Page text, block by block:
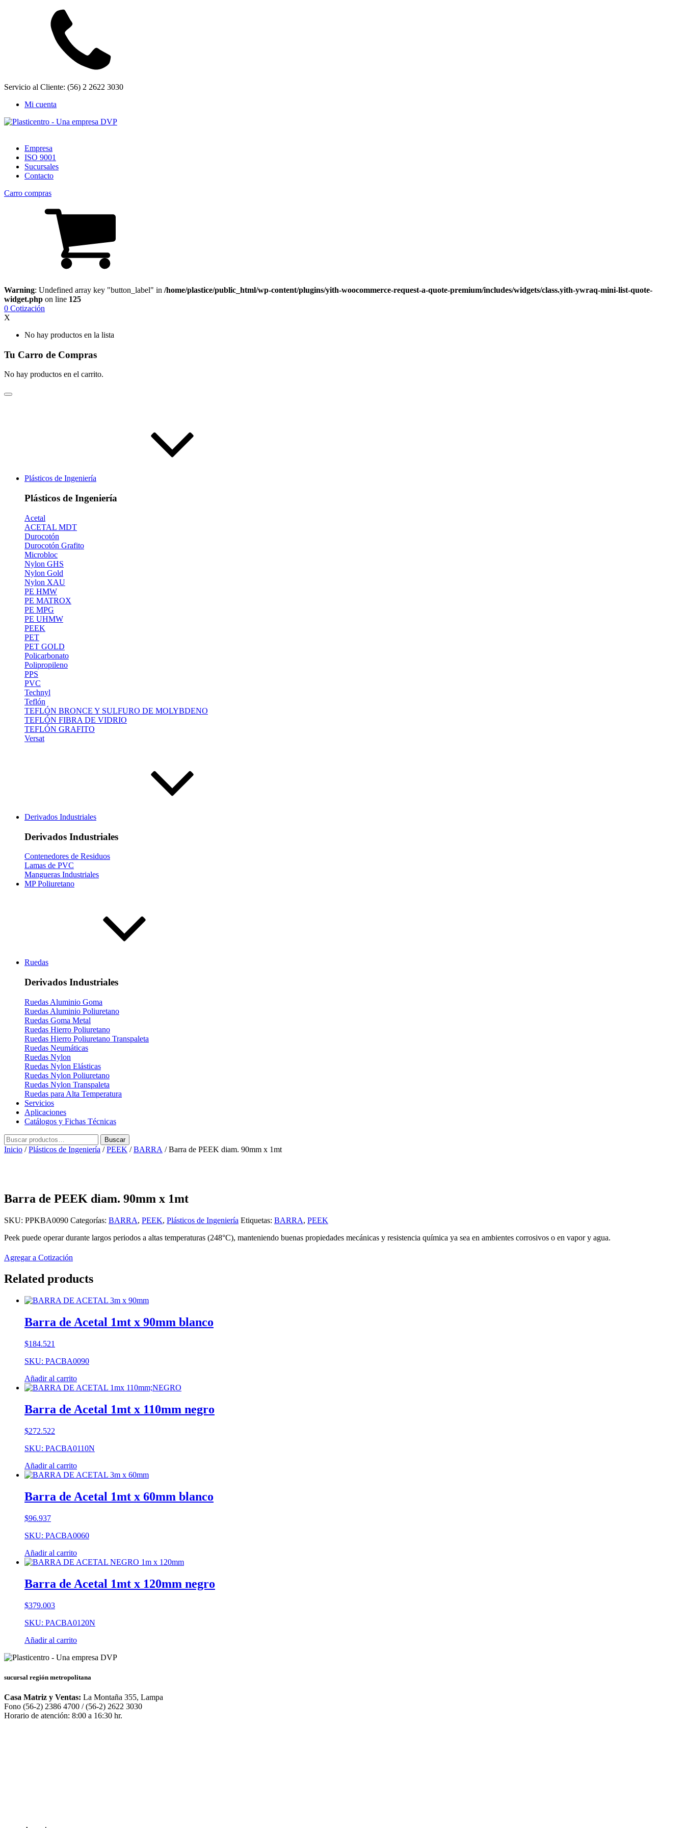
Servicio al Cliente: (56) 2 2622 3030
Mi cuenta
Empresa
ISO 9001
Sucursales
Contacto
Carro compras
Warning: Undefined array key "button_label" in /home/plastice/public_html/wp-content/plugins/yith-woocommerce-request-a-quote-premium/includes/widgets/class.yith-ywraq-mini-list-quote-
widget.php on line 125
0 Cotización
X
No hay productos en la lista
Tu Carro de Compras
No hay productos en el carrito.
Plásticos de Ingeniería
Plásticos de Ingeniería
Acetal
ACETAL MDT
Durocotón
Durocotón Grafito
Microbloc
Nylon GHS
Nylon Gold
Nylon XAU
PE HMW
PE MATROX
PE MPG
PE UHMW
PEEK
PET
PET GOLD
Policarbonato
Polipropileno
PPS
PVC
Technyl
Teflón
TEFLÓN BRONCE Y SULFURO DE MOLYBDENO
TEFLÓN FIBRA DE VIDRIO
TEFLÓN GRAFITO
Versat
Derivados Industriales
Derivados Industriales
Contenedores de Residuos
Lamas de PVC
Mangueras Industriales
MP Poliuretano
Ruedas
Derivados Industriales
Ruedas Aluminio Goma
Ruedas Aluminio Poliuretano
Ruedas Goma Metal
Ruedas Hierro Poliuretano
Ruedas Hierro Poliuretano Transpaleta
Ruedas Neumáticas
Ruedas Nylon
Ruedas Nylon Elásticas
Ruedas Nylon Poliuretano
Ruedas Nylon Transpaleta
Ruedas para Alta Temperatura
Servicios
Aplicaciones
Catálogos y Fichas Técnicas
Buscar
por:
Buscar
Inicio /Plásticos de Ingeniería /PEEK /BARRA / Barra de PEEK diam. 90mm x 1mt
Barra de PEEK diam. 90mm x 1mt
SKU: PPKBA0090 Categorías: BARRA, PEEK, Plásticos de Ingeniería Etiquetas: BARRA, PEEK
Peek puede operar durante largos periodos a altas temperaturas (248°C), manteniendo buenas propiedades mecánicas y resistencia química ya sea en ambientes corrosivos o en vapor y agua.
Agregar a Cotización
Related products
Barra de Acetal 1mt x 90mm blanco
$184.521
SKU: PACBA0090
Añadir al carrito
Barra de Acetal 1mt x 110mm negro
$272.522
SKU: PACBA0110N
Añadir al carrito
Barra de Acetal 1mt x 60mm blanco
$96.937
SKU: PACBA0060
Añadir al carrito
Barra de Acetal 1mt x 120mm negro
$379.003
SKU: PACBA0120N
Añadir al carrito
sucursal región metropolitana
Casa Matriz y Ventas: La Montaña 355, Lampa
Fono (56-2) 2386 4700 / (56-2) 2622 3030
Horario de atención: 8:00 a 16:30 hr.